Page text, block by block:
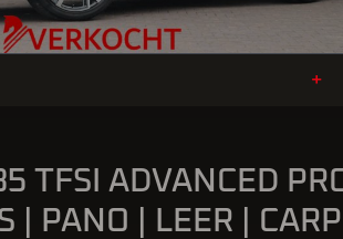
+
TFSI ADVANCED
| PANO | LEER |